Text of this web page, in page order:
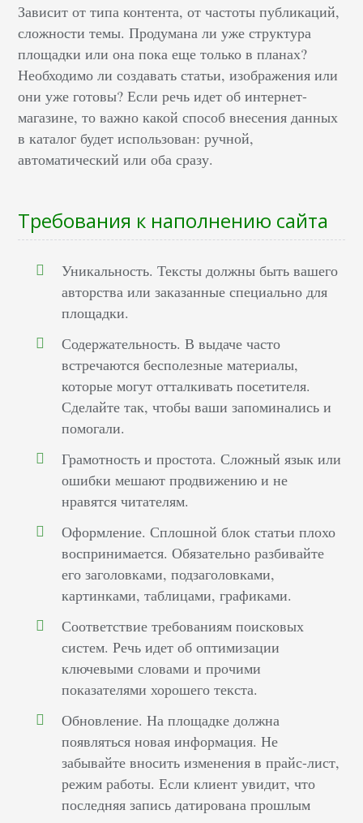
Зависит от типа контента, от частоты публикаций,
сложности темы. Продумана ли уже структура
площадки или она пока еще только в планах?
Необходимо ли создавать статьи, изображения или
они уже готовы? Если речь идет об интернет-
магазине, то важно какой способ внесения данных
в каталог будет использован: ручной,
автоматический или оба сразу.
Требования к наполнению сайта
Уникальность. Тексты должны быть вашего
авторства или заказанные специально для
площадки.
Содержательность. В выдаче часто
встречаются бесполезные материалы,
которые могут отталкивать посетителя.
Сделайте так, чтобы ваши запоминались и
помогали.
Грамотность и простота. Сложный язык или
ошибки мешают продвижению и не
нравятся читателям.
Оформление. Сплошной блок статьи плохо
воспринимается. Обязательно разбивайте
его заголовками, подзаголовками,
картинками, таблицами, графиками.
Соответствие требованиям поисковых
систем. Речь идет об оптимизации
ключевыми словами и прочими
показателями хорошего текста.
Обновление. На площадке должна
появляться новая информация. Не
забывайте вносить изменения в прайс-лист,
режим работы. Если клиент увидит, что
последняя запись датирована прошлым